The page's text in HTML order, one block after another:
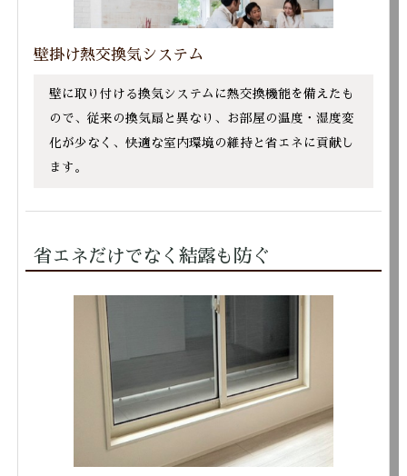
壁掛け熱交換気システム
壁に取り付ける換気システムに熱交換機能を備えたも
ので、従来の換気扇と異なり、お部屋の温度・湿度変
化が少なく、快適な室内環境の維持と省エネに貢献し
ます。
省エネだけでなく結露も防ぐ